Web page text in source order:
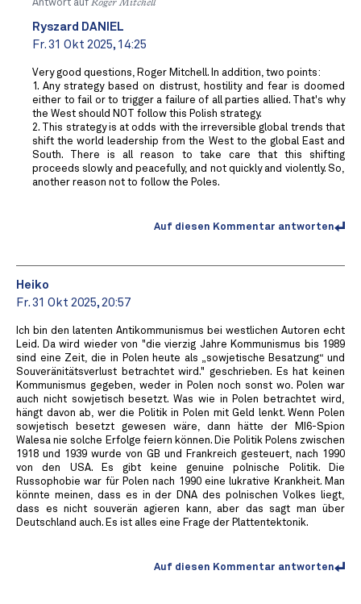
Antwort auf Roger Mitchell
Ryszard DANIEL
Fr. 31 Okt 2025, 14:25
Very good questions, Roger Mitchell. In addition, two points:
1. Any strategy based on distrust, hostility and fear is doomed
either to fail or to trigger a failure of all parties allied. That's why
the West should NOT follow this Polish strategy.
2. This strategy is at odds with the irreversible global trends that
shift the world leadership from the West to the global East and
South. There is all reason to take care that this shifting
proceeds slowly and peacefully, and not quickly and violently. So,
another reason not to follow the Poles.
Auf diesen Kommentar antworten
Heiko
Fr. 31 Okt 2025, 20:57
Ich bin den latenten Antikommunismus bei westlichen Autoren echt
Leid. Da wird wieder von "die vierzig Jahre Kommunismus bis 1989
sind eine Zeit, die in Polen heute als „sowjetische Besatzung“ und
Souveränitätsverlust betrachtet wird." geschrieben. Es hat keinen
Kommunismus gegeben, weder in Polen noch sonst wo. Polen war
auch nicht sowjetisch besetzt. Was wie in Polen betrachtet wird,
hängt davon ab, wer die Politik in Polen mit Geld lenkt. Wenn Polen
sowjetisch besetzt gewesen wäre, dann hätte der MI6-Spion
Walesa nie solche Erfolge feiern können. Die Politik Polens zwischen
1918 und 1939 wurde von GB und Frankreich gesteuert, nach 1990
von den USA. Es gibt keine genuine polnische Politik. Die
Russophobie war für Polen nach 1990 eine lukrative Krankheit. Man
könnte meinen, dass es in der DNA des polnischen Volkes liegt,
dass es nicht souverän agieren kann, aber das sagt man über
Deutschland auch. Es ist alles eine Frage der Plattentektonik.
Auf diesen Kommentar antworten